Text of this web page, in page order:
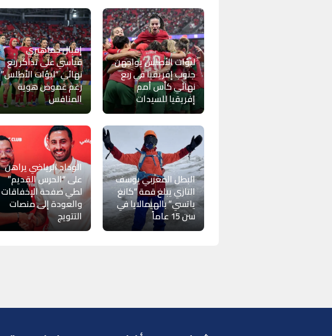
لبؤات الأطلس يواجهن
جنوب إفريقيا في ربع
نهائي كأس أمم
إفريقيا للسيدات
إقبال جماهيري
قياسي على تذاكر ربع
نهائي “لبؤات الأطلس”
رغم غموض هوية
المنافس
البطل المغربي يوسف
التازي يبلغ قمة “كانغ
ياتسي” بالهيمالايا في
سن 15 عاماً
الوداد الرياضي يراهن
على “الحرس القديم”
لطي صفحة الإخفاقات
والعودة إلى منصات
التتويج